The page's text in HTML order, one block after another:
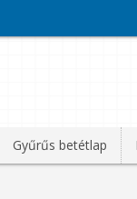
Gyűrűs betétlap